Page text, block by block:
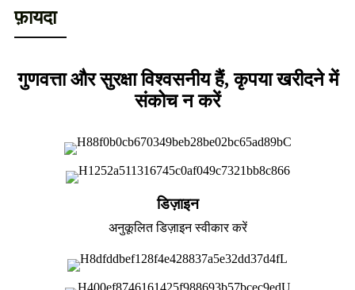
फ़ायदा
गुणवत्ता और सुरक्षा विश्वसनीय हैं, कृपया खरीदने में
संकोच न करें
डिज़ाइन
अनुकूलित डिज़ाइन स्वीकार करें